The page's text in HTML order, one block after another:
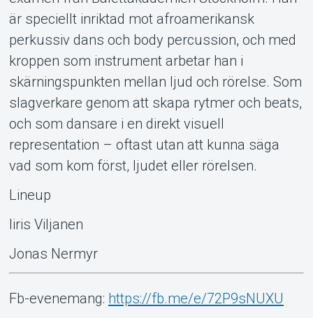
är speciellt inriktad mot afroamerikansk
perkussiv dans och body percussion, och med
kroppen som instrument arbetar han i
skärningspunkten mellan ljud och rörelse. Som
slagverkare genom att skapa rytmer och beats,
och som dansare i en direkt visuell
representation – oftast utan att kunna säga
vad som kom först, ljudet eller rörelsen.
Lineup
Iiris Viljanen
Jonas Nermyr
Fb-evenemang: https://fb.me/e/72P9sNUXU